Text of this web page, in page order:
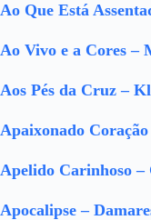
Ao Que Está
Ao Vivo e a Cores –
Aos Pés da Cruz –
Apaixonado
Apelido Carinhoso
Apocalipse –